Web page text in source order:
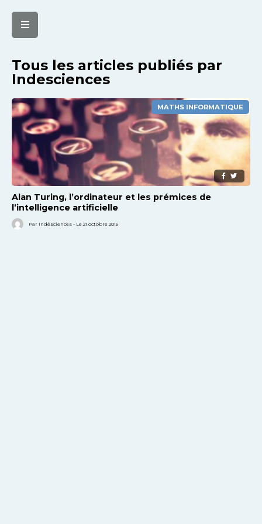
Tous les articles publiés par
Indesciences
MATHS INFORMATIQUE
Alan Turing, l’ordinateur et les prémices de
l’intelligence artificielle
Par Indésciences - Le 21 octobre 2015